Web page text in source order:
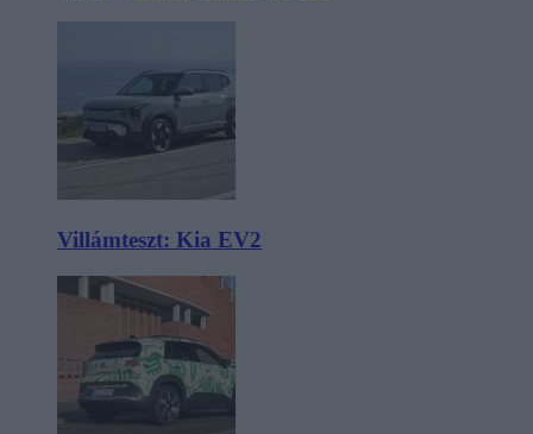
Villámteszt: Kia EV2